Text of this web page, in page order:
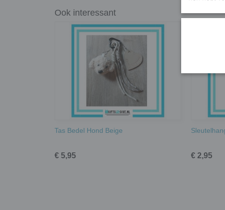
Ook interessant
Tas Bedel Hond Beige
€ 5,95 € 2,95